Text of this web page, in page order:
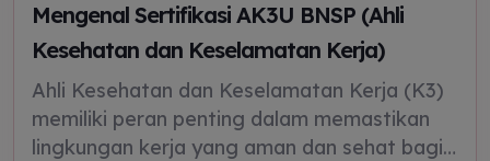
Mengenal Sertifikasi AK3U BNSP (Ahli
Kesehatan dan Keselamatan Kerja)
Ahli Kesehatan dan Keselamatan Kerja (K3)
memiliki peran penting dalam memastikan
lingkungan kerja yang aman dan sehat bagi